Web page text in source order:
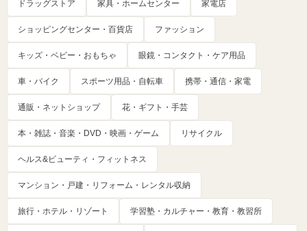
ドラッグストア 家具・ホームセンター 家電店
ショッピングセンター・百貨店 ファッション
キッズ・ベビー・おもちゃ 眼鏡・コンタクト・ケア用品
車・バイク スポーツ用品・自転車 携帯・通信・家電
通販・ネットショップ 花・ギフト・手芸
本・雑誌・音楽・DVD・映画・ゲーム リサイクル
ヘルス&ビューティ・フィットネス
マンション・戸建・リフォーム・レンタル収納
旅行・ホテル・リゾート 学習塾・カルチャー・教育・教習所